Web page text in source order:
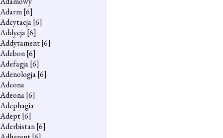
Adarm[6]
Adcytacja[6]
Addycja[6]
Addytament[6]
Adebon[6]
Adefagja[6]
Adenologja[6]
Adeona
Adeona[6]
Adephagia
Adept[6]
Aderbistan[6]